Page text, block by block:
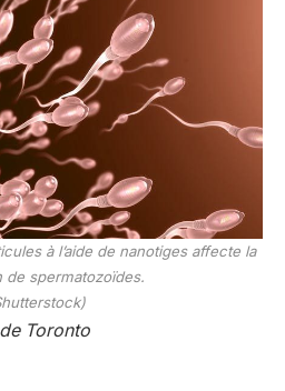
à l’aide de nanotiges affecte la
de spermatozoïdes.
Toronto